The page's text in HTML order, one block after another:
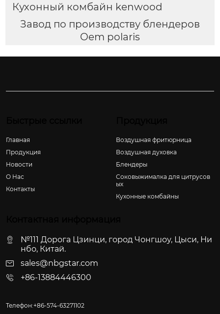
Кухонный комбайн kenwood
Завод по производству блендеров
Oem polaris
Главная
Продукция
Новости
О Hас
Контакты
Воздушная фритюрница
Воздушная духовка
Блендеры
Соковыжималка для цитрусов
ых
Кухонные комбайны
№111 Дорога Цзинци, город Чонгшоу, Цыси, Ни
нбо, Китай.
sales@nbgstar.com
+86-13884446300
Телефон:+86-574-63271102